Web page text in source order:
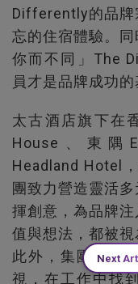
Differently的品牌
忘的住宿體驗。
你而不同」The
員才是品牌成功的
太古酒店旗下在
House、東隅
Headland Hotel
團致力營造靈活
揮創意，為品牌
值與想法，都被視
此外，集團希望
視，在工作中找
Next